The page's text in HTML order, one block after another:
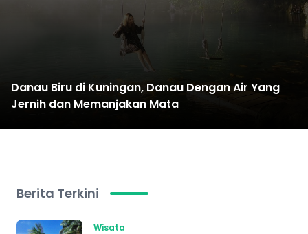
Danau Biru di Kuningan, Danau Dengan Air Yang
Jernih dan Memanjakan Mata
Berita Terkini
Wisata